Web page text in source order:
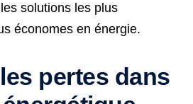
solutions les plus
économes en énergie.
pertes dans